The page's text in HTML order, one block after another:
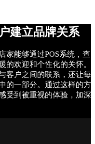
建立品牌关系
家能够通过POS系统，查
的欢迎和个性化的关怀。
客户之间的联系，还让每
的一部分。通过这样的方
受到被重视的体验，加深